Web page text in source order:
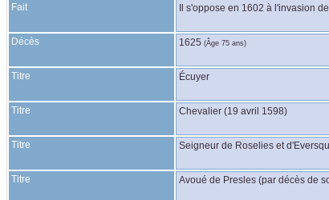
Fait Il s'oppose en 1602 à l'invasion
Décès 1625 (Âge 75 ans)
Titre Écuyer
Titre Chevalier (19 avril 1598)
Titre Seigneur de Roselies et
Titre Avoué de Presles (par décès de